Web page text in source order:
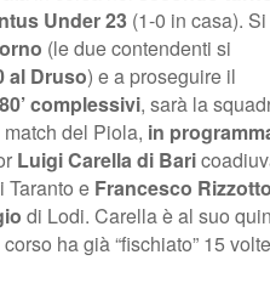
Under 23 (1-0 in casa). Si
(le due contendenti si
al Druso) e a proseguire il
complessivi, sarà la
match del Piola, in
Luigi Carella di Bari
Taranto e Francesco Rizzotto
di Lodi. Carella è al suo
ha già “fischiato” 15